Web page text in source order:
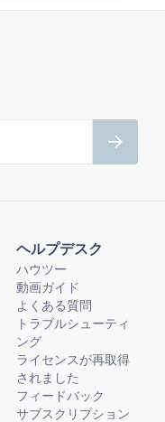
ヘルプデスク
ハウツー
動画ガイド
よくある質問
トラブルシューティ
ング
ライセンスが再取得
されました
フィードバック
サブスクリプション